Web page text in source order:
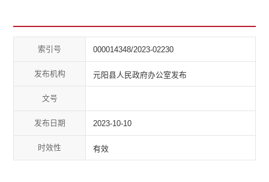
索引号 000014348/2023-02230
发布机构 元阳县人民政府办公室发布
文号
发布日期 2023-10-10
时效性 有效